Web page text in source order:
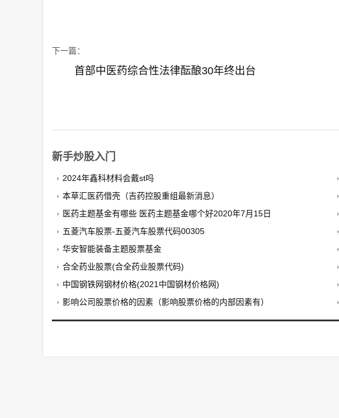
下一篇：
首部中医药综合性法律酝酿30年终出台
新手炒股入门
2024年鑫科材料会戴st吗
本草汇医药借壳（吉药控股重组最新消息）
医药主题基金有哪些 医药主题基金哪个好2020年7月15日
五菱汽车股票-五菱汽车股票代码00305
华安智能装备主题股票基金
合全药业股票(合全药业股票代码)
中国钢铁网钢材价格(2021中国钢材价格网)
影响公司股票价格的因素（影响股票价格的内部因素有）